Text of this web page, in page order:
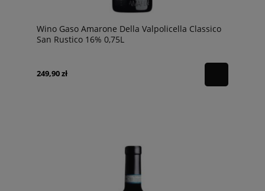
Wino Gaso Amarone Della Valpolicella Classico
San Rustico 16% 0,75L
249,90 zł